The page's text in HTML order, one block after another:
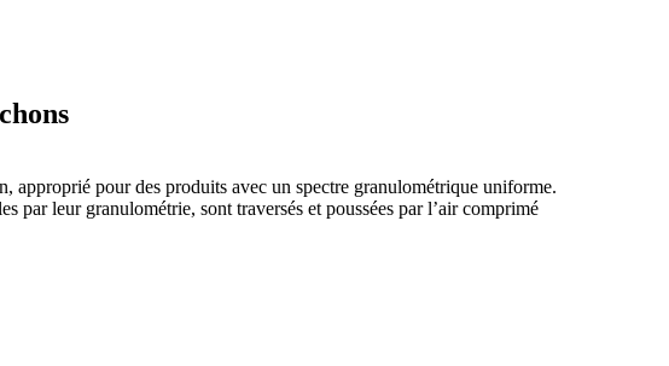
approprié pour des produits avec un spectre granulométrique uniforme.
par leur granulométrie, sont traversés et poussées par l’air comprimé